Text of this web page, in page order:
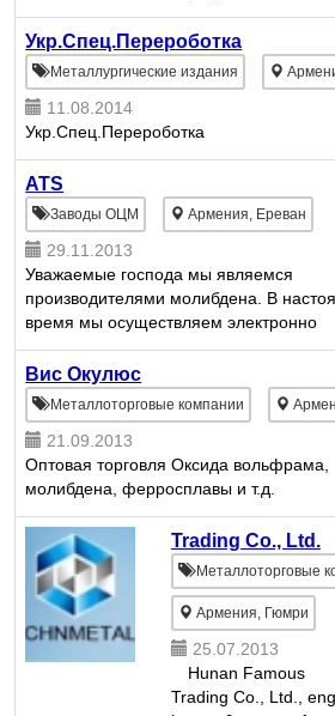
задвижек общепромышленного и
специального назначения .
Укр.Спец.Перероботка
Металлургические издания
11.08.2014
Укр.Спец.Перероботка
ATS
Заводы ОЦМ Армения, Ереван
29.11.2013
Уважаемые господа мы являемся
производителями молибдена. В
время мы осуществляем электронно
лучевую плавку и получаем чистый
молибден. Мы заинтересованы найти
потребителей данной продукции...
Вис Окулюс
Металлоторговые компании
21.09.2013
Оптовая торговля Оксида вольфрама,
молибдена, ферросплавы и т.д.
Trading Co., Ltd.
Металлоторговые
Армения, Гюмри
25.07.2013
Hunan Famous
Trading Co., Ltd.,